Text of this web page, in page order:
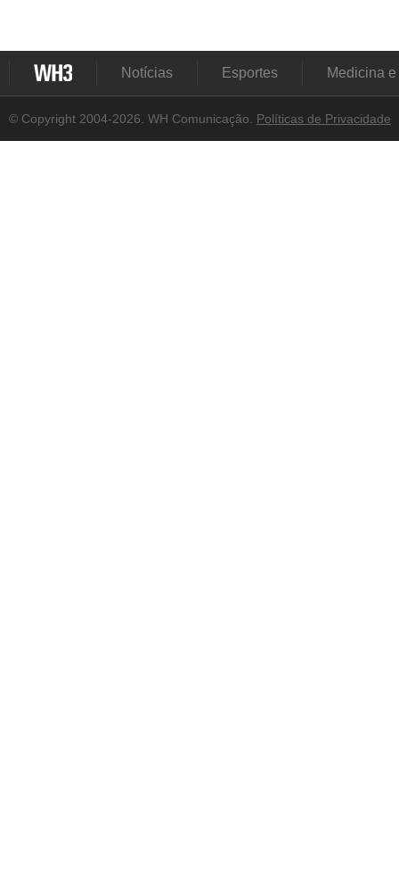
Notícias Esportes Medicina
© Copyright 2004-2026. WH Comunicação. Políticas de Privacidade